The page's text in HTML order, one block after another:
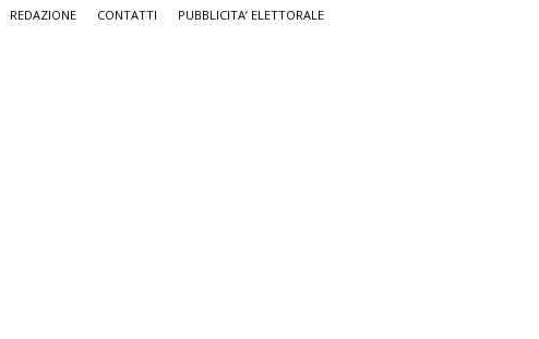
REDAZIONE CONTATTI PUBBLICITA’ ELETTORALE